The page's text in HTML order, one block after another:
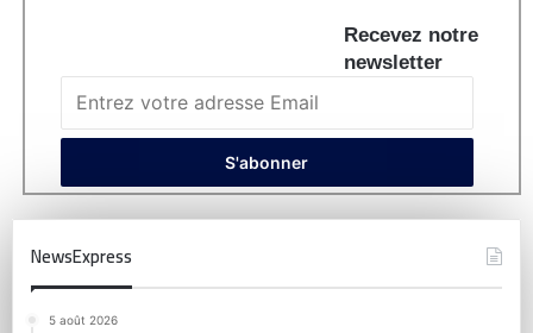
Recevez notre
newsletter
NewsExpress
5 août 2026